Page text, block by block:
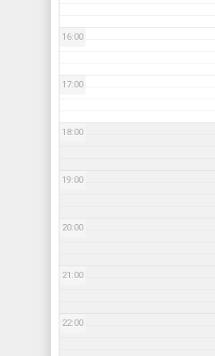
16:00
17:00
18:00
19:00
20:00
21:00
22:00